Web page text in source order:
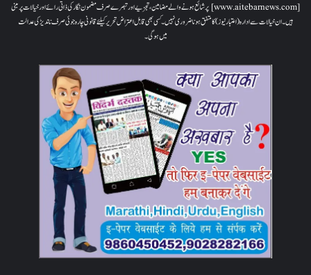
[www.aitebarnews.com] پر شائع ہونے والے مضامین، تجزیے اور تبصرے صرف مضمون نگار کی ذاتی رائے اور خیالات پر مبنی
ہیں۔ ان خیالات سے ادارہ (اعتبار نیوز) کا متفق ہونا ضروری نہیں۔ کسی بھی قابل اعتراض تحریر کیلئے قانونی چارہ جوئی صرف ناندیڑ کی عدالت
میں ہوگی۔